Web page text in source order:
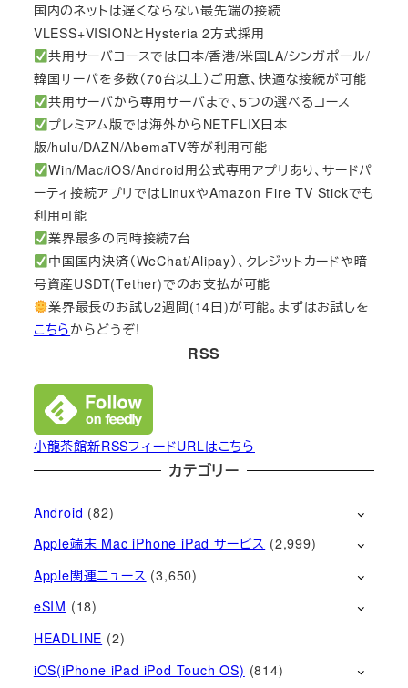
国内のネットは遅くならない最先端の接続
VLESS+VISIONとHysteria 2方式採用
共用サーバコースでは日本/香港/米国LA/シンガポール/
韓国サーバを多数（70台以上）ご用意、快適な接続が可能
共用サーバから専用サーバまで、5つの選べるコース
プレミアム版では海外からNETFLIX日本
版/hulu/DAZN/AbemaTV等が利用可能
Win/Mac/iOS/Android用公式専用アプリあり、サードパ
ーティ接続アプリではLinuxやAmazon Fire TV Stickでも
利用可能
業界最多の同時接続7台
中国国内決済（WeChat/Alipay）、クレジットカードや暗
号資産USDT(Tether)でのお支払が可能
業界最長のお試し2週間(14日)が可能。まずはお試しを
こちらからどうぞ!
RSS
小龍茶館新RSSフィードURLはこちら
カテゴリー
Android (82)
Apple端末 Mac iPhone iPad サービス (2,999)
Apple関連ニュース (3,650)
eSIM (18)
HEADLINE (2)
iOS(iPhone iPad iPod Touch OS) (814)